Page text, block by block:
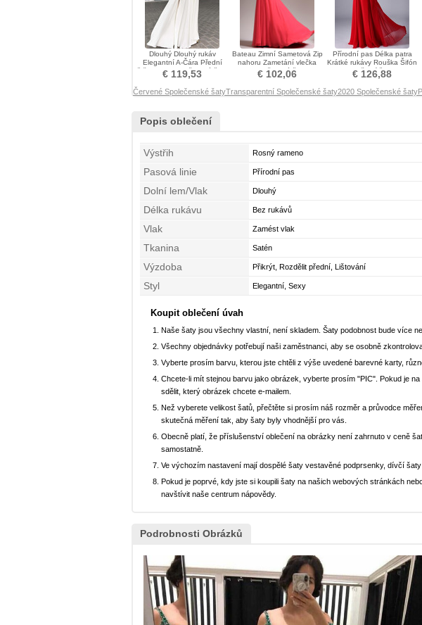
Dlouhý Dlouhý rukáv
Elegantní A-Čára Přední
štěrbinou Společenské šaty
€ 119,53
Bateau Zimní Sametová Zip
nahoru Zametání vlečka
Společenské šaty
€ 102,06
Přírodní pas Délka patra
Krátké rukávy Rouška Šifón
Večerní šaty
€ 126,88
Červené Společenské šatyTransparentní Společenské šaty2020 Společenské šaty
Popis oblečení
Výstřih Rosný rameno
Pasová linie Přírodní pas
Dolní lem/Vlak Dlouhý
Délka rukávu Bez rukávů
Vlak Zamést vlak
Tkanina Satén
Výzdoba Přikrýt, Rozdělit přední, Lištování
Styl Elegantní, Sexy
Koupit oblečení úvah
Naše šaty jsou všechny vlastní, není skladem. Šaty podobnost bude více
Všechny objednávky potřebují naši zaměstnanci, aby se osobně
Vyberte prosím barvu, kterou jste chtěli z výše uvedené barevné karty,
Chcete-li mít stejnou barvu jako obrázek, vyberte prosím "PIC". Pokud je
sdělit, který obrázek chcete e-mailem.
Než vyberete velikost šatů, přečtěte si prosím náš rozměr a průvodce
skutečná měření tak, aby šaty byly vhodnější pro vás.
Obecně platí, že příslušenství oblečení na obrázky není zahrnuto v ceně
samostatně.
Ve výchozím nastavení mají dospělé šaty vestavěné podprsenky, dívčí
Pokud je poprvé, kdy jste si koupili šaty na našich webových stránkách
navštívit naše centrum nápovědy.
Podrobnosti Obrázků